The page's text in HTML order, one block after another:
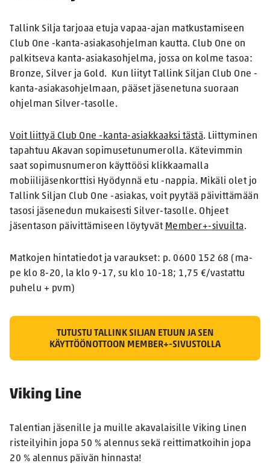
Tallink Silja tarjoaa etuja vapaa-ajan matkustamiseen
Club One -kanta-asiakasohjelman kautta. Club One on
palkitseva kanta-asiakasohjelma, jossa on kolme tasoa:
Bronze, Silver ja Gold. Kun liityt Tallink Siljan Club One -
kanta-asiakasohjelmaan, pääset jäsenetuna suoraan
ohjelman Silver-tasolle.
Voit liittyä Club One -kanta-asiakkaaksi tästä. Liittyminen
tapahtuu Akavan sopimusetunumerolla. Kätevimmin
saat sopimusnumeron käyttöösi klikkaamalla
mobiilijäsenkorttisi Hyödynnä etu -nappia. Mikäli olet jo
Tallink Siljan Club One -asiakas, voit pyytää päivittämään
tasosi jäsenedun mukaisesti Silver-tasolle. Ohjeet
jäsentason päivittämiseen löytyvät Member+-sivuilta.
Matkojen hintatiedot ja varaukset: p. 0600 152 68 (ma-
pe klo 8-20, la klo 9-17, su klo 10-18; 1,75 €/vastattu
puhelu + pvm)
TUTUSTU TALLINK SILJAN ETUUN JA SEN
KÄYTTÖÖNOTTOON MEMBER+-SIVUSTOLLA
Viking Line
Talentian jäsenille ja muille akavalaisille Viking Linen
risteilyihin jopa 50 % alennus sekä reittimatkoihin jopa
20 % alennus päivän hinnasta!